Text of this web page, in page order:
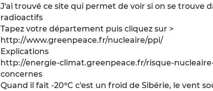
J'ai trouvé ce site qui permet de voir si on se trouve
radioactifs
Tapez votre département puis cliquez sur >
http://www.greenpeace.fr/nucleaire/ppi/
Explications
http://energie-climat.greenpeace.fr/risque-
concernes
Quand il fait -20°C c'est un froid de Sibérie, le vent